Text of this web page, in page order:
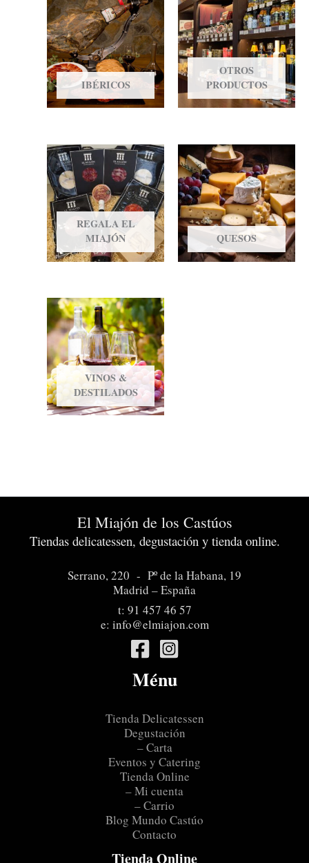
IBÉRICOS
OTROS
PRODUCTOS
REGALA EL
MIAJÓN
QUESOS
VINOS &
DESTILADOS
El Miajón de los Castúos
Tiendas delicatessen, degustación y tienda online.
Serrano, 220 - Pº de la Habana, 19
Madrid – España
t: 91 457 46 57
e: info@elmiajon.com
Ménu
Tienda Delicatessen
Degustación
– Carta
Eventos y Catering
Tienda Online
– Mi cuenta
– Carrio
Blog Mundo Castúo
Contacto
Tienda Online